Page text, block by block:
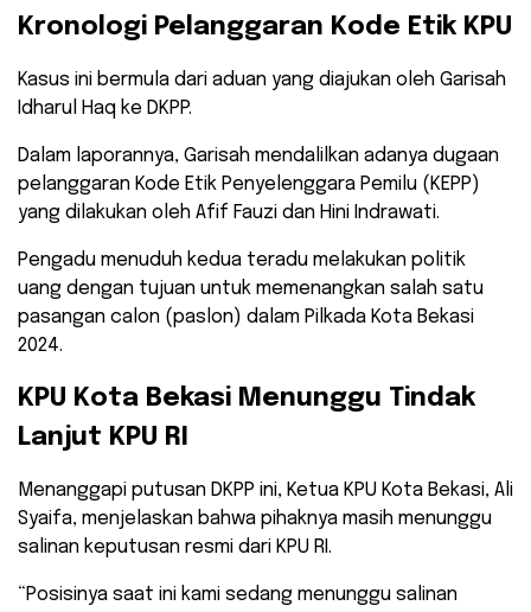
​Kronologi Pelanggaran Kode Etik KPU
Kasus ini bermula dari aduan yang diajukan oleh Garisah
Idharul Haq ke DKPP.
Dalam laporannya, Garisah mendalilkan adanya dugaan
pelanggaran Kode Etik Penyelenggara Pemilu (KEPP)
yang dilakukan oleh Afif Fauzi dan Hini Indrawati.
Pengadu menuduh kedua teradu melakukan politik
uang dengan tujuan untuk memenangkan salah satu
pasangan calon (paslon) dalam Pilkada Kota Bekasi
2024.
​KPU Kota Bekasi Menunggu Tindak
Lanjut KPU RI
Menanggapi putusan DKPP ini, Ketua KPU Kota Bekasi, Ali
Syaifa, menjelaskan bahwa pihaknya masih menunggu
salinan keputusan resmi dari KPU RI.
“Posisinya saat ini kami sedang menunggu salinan